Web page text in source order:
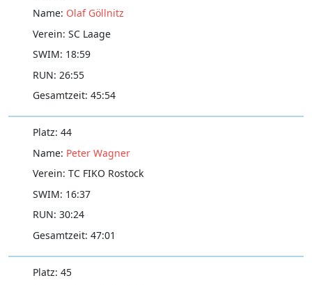
Olaf Göllnitz
SC Laage
18:59
26:55
45:54
44
Peter Wagner
TC FIKO Rostock
16:37
30:24
47:01
45